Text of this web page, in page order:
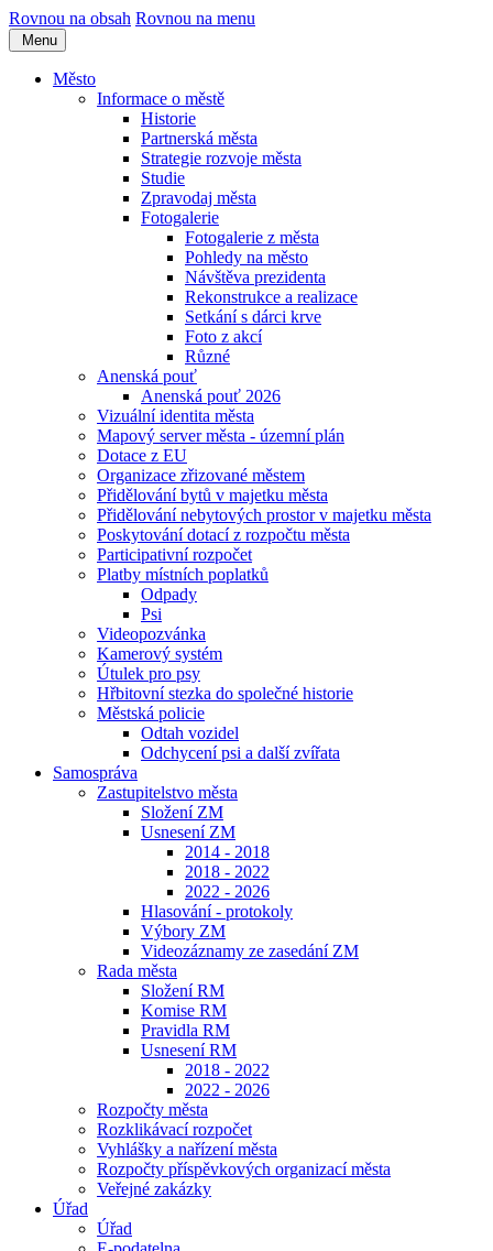
Rovnou na obsah Rovnou na menu
Menu
Město
Informace o městě
Historie
Partnerská města
Strategie rozvoje města
Studie
Zpravodaj města
Fotogalerie
Fotogalerie z města
Pohledy na město
Návštěva prezidenta
Rekonstrukce a realizace
Setkání s dárci krve
Foto z akcí
Různé
Anenská pouť
Anenská pouť 2026
Vizuální identita města
Mapový server města - územní plán
Dotace z EU
Organizace zřizované městem
Přidělování bytů v majetku města
Přidělování nebytových prostor v majetku města
Poskytování dotací z rozpočtu města
Participativní rozpočet
Platby místních poplatků
Odpady
Psi
Videopozvánka
Kamerový systém
Útulek pro psy
Hřbitovní stezka do společné historie
Městská policie
Odtah vozidel
Odchycení psi a další zvířata
Samospráva
Zastupitelstvo města
Složení ZM
Usnesení ZM
2014 - 2018
2018 - 2022
2022 - 2026
Hlasování - protokoly
Výbory ZM
Videozáznamy ze zasedání ZM
Rada města
Složení RM
Komise RM
Pravidla RM
Usnesení RM
2018 - 2022
2022 - 2026
Rozpočty města
Rozklikávací rozpočet
Vyhlášky a nařízení města
Rozpočty příspěvkových organizací města
Veřejné zakázky
Úřad
Úřad